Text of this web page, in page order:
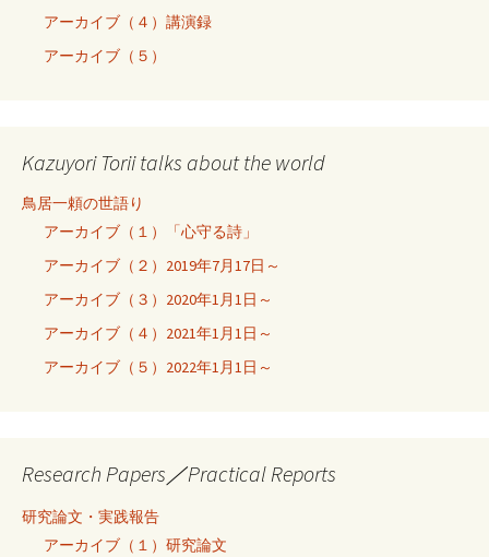
アーカイブ（４）講演録
アーカイブ（５）
Kazuyori Torii talks about the world
鳥居一頼の世語り
アーカイブ（１）「心守る詩」
アーカイブ（２）2019年7月17日～
アーカイブ（３）2020年1月1日～
アーカイブ（４）2021年1月1日～
アーカイブ（５）2022年1月1日～
Research Papers／Practical Reports
研究論文・実践報告
アーカイブ（１）研究論文